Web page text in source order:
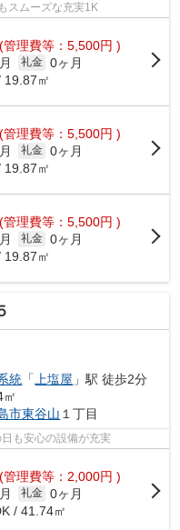
スムーズな充実1K
(管理費等：5,500円 )
礼金 0ヶ月
19.87㎡
(管理費等：5,500円 )
礼金 0ヶ月
19.87㎡
(管理費等：5,500円 )
礼金 0ヶ月
19.87㎡
統 「 上塩屋 」駅 徒歩2分
市東谷山 １丁目
も安心の設備が充実
(管理費等：2,000円 )
礼金 0ヶ月
/ 41.74㎡